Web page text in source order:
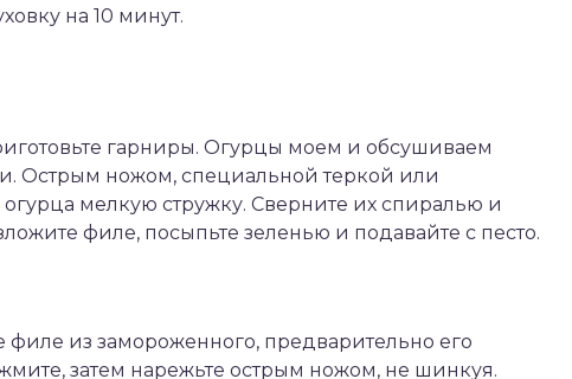
на 10 минут.
гарниры. Огурцы моем и обсушиваем
Острым ножом, специальной теркой или
мелкую стружку. Сверните их спиралью и
филе, посыпьте зеленью и подавайте с песто.
филе из замороженного, предварительно его
затем нарежьте острым ножом, не шинкуя.